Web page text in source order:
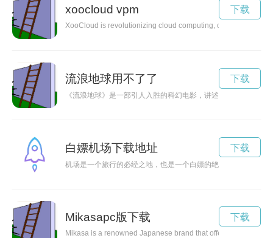
xoocloud vpm
XooCloud is revolutionizing cloud computing, offering users
下载
流浪地球用不了了
《流浪地球》是一部引人入胜的科幻电影，讲述了人类面临太
下载
白嫖机场下载地址
机场是一个旅行的必经之地，也是一个白嫖的绝佳场所。在机
下载
Mikasapc版下载
Mikasa is a renowned Japanese brand that offers beautifully
下载